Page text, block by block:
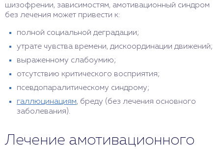
шизофрении, зависимостям, амотивационный синдром
без лечения может привести к:
полной социальной деградации;
утрате чувства времени, дискоординации движений;
выраженному слабоумию;
отсутствию критического восприятия;
псевдопаралитическому синдрому;
галлюцинациям, бреду (без лечения основного
заболевания).
Лечение амотивационного